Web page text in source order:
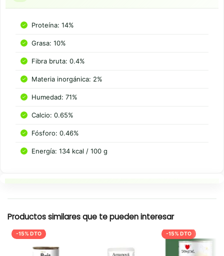
Proteína: 14%
Grasa: 10%
Fibra bruta: 0.4%
Materia inorgánica: 2%
Humedad: 71%
Calcio: 0.65%
Fósforo: 0.46%
Energía: 134 kcal / 100 g
Productos similares que te pueden interesar
-15% DTO -15% DTO